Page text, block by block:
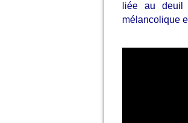
liée au deuil
mélancolique